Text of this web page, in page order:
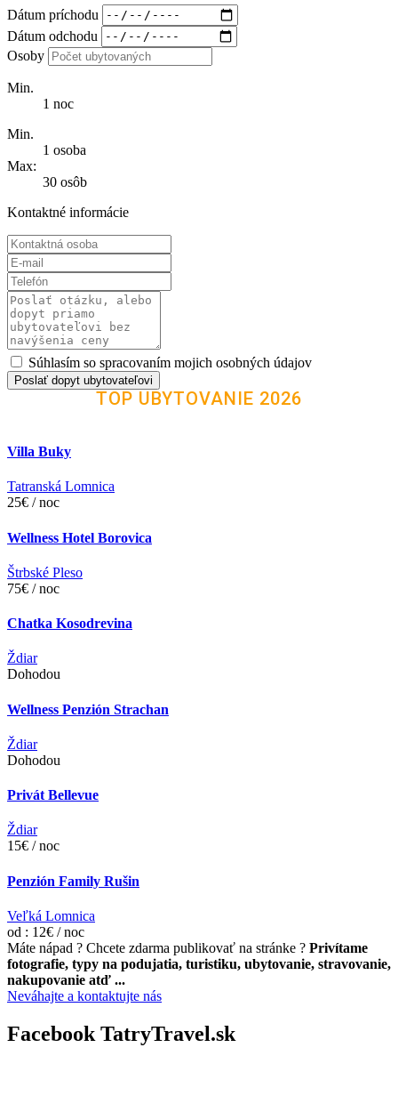
Dátum príchodu
Dátum odchodu
Osoby
Min.
1 noc
Min.
1 osoba
Max:
30 osôb
Kontaktné informácie
Súhlasím so spracovaním mojich osobných údajov
Poslať dopyt ubytovateľovi
TOP UBYTOVANIE 2026
Villa Buky
Tatranská Lomnica
25€ / noc
Wellness Hotel Borovica
Štrbské Pleso
75€ / noc
Chatka Kosodrevina
Ždiar
Dohodou
Wellness Penzión Strachan
Ždiar
Dohodou
Privát Bellevue
Ždiar
15€ / noc
Penzión Family Rušin
Veľká Lomnica
od : 12€ / noc
Máte nápad ? Chcete zdarma publikovať na stránke ? Privítame
fotografie, typy na podujatia, turistiku, ubytovanie, stravovanie,
nakupovanie atď ...
Neváhajte a kontaktujte nás
Facebook TatryTravel.sk